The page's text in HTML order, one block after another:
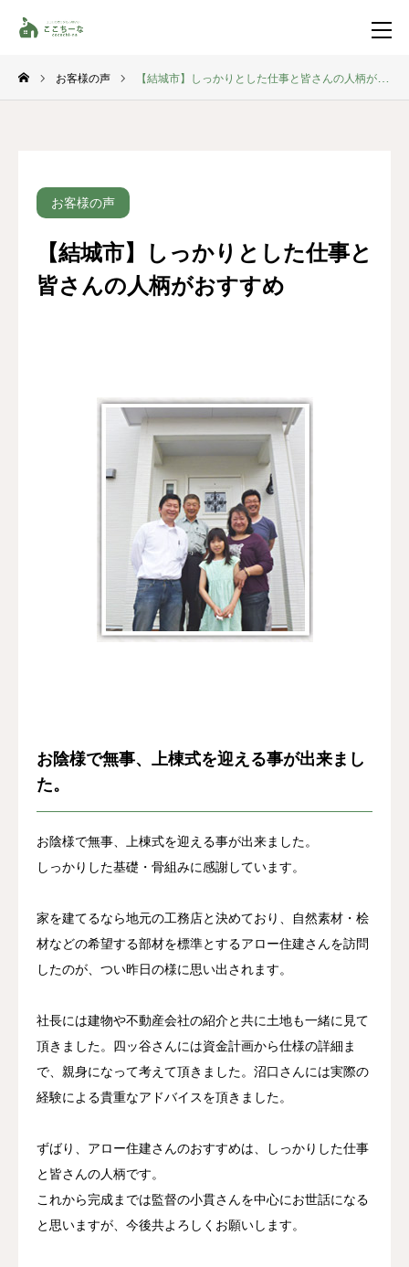
お客様の声 【結城市】しっかりとした仕事と皆さんの人柄がおすすめ
お客様の声
【結城市】しっかりとした仕事と
皆さんの人柄がおすすめ
お陰様で無事、上棟式を迎える事が出来まし
た。
お陰様で無事、上棟式を迎える事が出来ました。
しっかりした基礎・骨組みに感謝しています。
家を建てるなら地元の工務店と決めており、自然素材・桧
材などの希望する部材を標準とするアロー住建さんを訪問
したのが、つい昨日の様に思い出されます。
社長には建物や不動産会社の紹介と共に土地も一緒に見て
頂きました。四ッ谷さんには資金計画から仕様の詳細ま
で、親身になって考えて頂きました。沼口さんには実際の
経験による貴重なアドバイスを頂きました。
ずばり、アロー住建さんのおすすめは、しっかりした仕事
と皆さんの人柄です。
これから完成までは監督の小貫さんを中心にお世話になる
と思いますが、今後共よろしくお願いします。
LINE登録
HOME